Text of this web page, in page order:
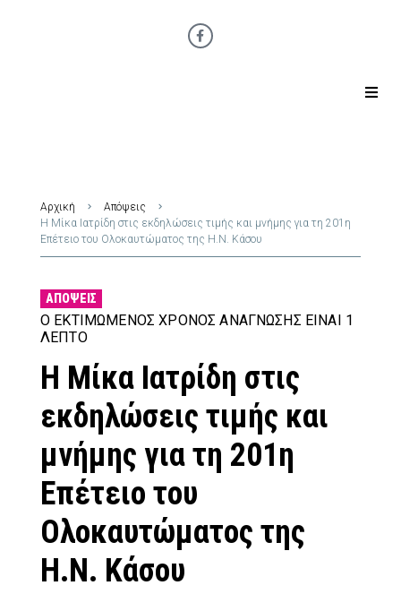
Αρχική
Απόψεις
Η Μίκα Ιατρίδη στις εκδηλώσεις τιμής και μνήμης για τη 201η
Επέτειο του Ολοκαυτώματος της Η.Ν. Κάσου
ΑΠΌΨΕΙΣ
Ο ΕΚΤΙΜΏΜΕΝΟΣ ΧΡΌΝΟΣ ΑΝΆΓΝΩΣΗΣ ΕΊΝΑΙ 1
ΛΕΠΤΌ
Η Μίκα Ιατρίδη στις
εκδηλώσεις τιμής και
μνήμης για τη 201η
Επέτειο του
Ολοκαυτώματος της
Η.Ν. Κάσου